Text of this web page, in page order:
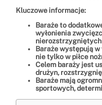
Kluczowe informacje:
Baraże to
wyłonienia
Baraże występują
nie tylko w piłce
Celem baraży jest
drużyn,
Baraże mają
sportowych,